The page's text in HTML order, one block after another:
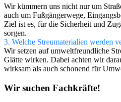
Wir kümmern uns nicht nur um
auch um Fußgängerwege,
Ziel ist es, für die Sicherheit und
sorgen.
3. Welche Streumaterialien werden
Wir setzen auf umweltfreundliche
Glätte wirken. Dabei achten wir
wirksam als auch schonend für
Wir suchen Fachkräfte!